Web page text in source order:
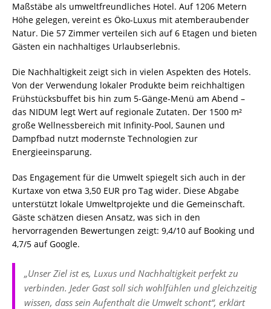
Maßstäbe als umweltfreundliches Hotel. Auf 1206 Metern
Höhe gelegen, vereint es Öko-Luxus mit atemberaubender
Natur. Die 57 Zimmer verteilen sich auf 6 Etagen und bieten
Gästen ein nachhaltiges Urlaubserlebnis.
Die Nachhaltigkeit zeigt sich in vielen Aspekten des Hotels.
Von der Verwendung lokaler Produkte beim reichhaltigen
Frühstücksbuffet bis hin zum 5-Gänge-Menü am Abend –
das NIDUM legt Wert auf regionale Zutaten. Der 1500 m²
große Wellnessbereich mit Infinity-Pool, Saunen und
Dampfbad nutzt modernste Technologien zur
Energieeinsparung.
Das Engagement für die Umwelt spiegelt sich auch in der
Kurtaxe von etwa 3,50 EUR pro Tag wider. Diese Abgabe
unterstützt lokale Umweltprojekte und die Gemeinschaft.
Gäste schätzen diesen Ansatz, was sich in den
hervorragenden Bewertungen zeigt: 9,4/10 auf Booking und
4,7/5 auf Google.
„Unser Ziel ist es, Luxus und Nachhaltigkeit perfekt zu
verbinden. Jeder Gast soll sich wohlfühlen und gleichzeitig
wissen, dass sein Aufenthalt die Umwelt schont“, erklärt